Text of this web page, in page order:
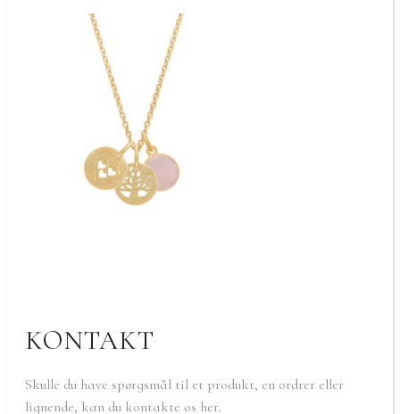
KONTAKT
Skulle du have spørgsmål til et produkt, en ordrer eller
lignende, kan du kontakte os her.